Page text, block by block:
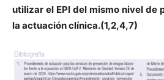
utilizar el EPI del mismo nivel de
la actuación clínica.(1,2,4,7)